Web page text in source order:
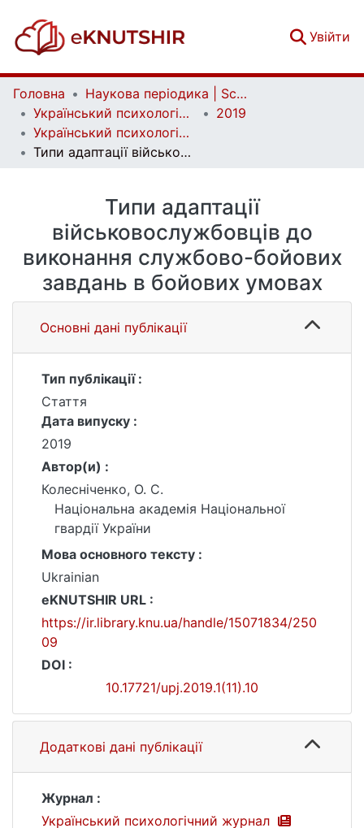
Увійти
Головна
Наукова періодика | Scientific periodicals
Український психологічний журнал | Ukrainian Psychological Journal
2019
Український психологічний журнал. № 1 (11)
Типи адаптації військовослужбовців до виконання службово-бойових завдань в бойових умовах
Типи адаптації
військовослужбовців до
виконання службово-бойових
завдань в бойових умовах
Основні дані публікації
Тип публікації :
Стаття
Дата випуску :
2019
Автор(и) :
Колесніченко, О. С.
Національна академія Національної
гвардії України
Мова основного тексту :
Ukrainian
eKNUTSHIR URL :
https://ir.library.knu.ua/handle/15071834/250
09
DOI :
10.17721/upj.2019.1(11).10
Додаткові дані публікації
Журнал :
Український психологічний журнал